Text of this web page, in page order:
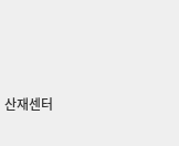
산재센터